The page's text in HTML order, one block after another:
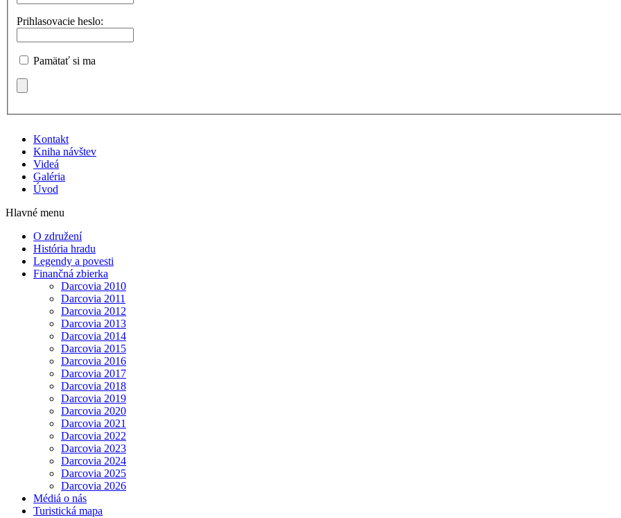
Prihlasovacie heslo:
Pamätať si ma
Kontakt
Kniha návštev
Videá
Galéria
Úvod
Hlavné menu
O združení
História hradu
Legendy a povesti
Finančná zbierka
Darcovia 2010
Darcovia 2011
Darcovia 2012
Darcovia 2013
Darcovia 2014
Darcovia 2015
Darcovia 2016
Darcovia 2017
Darcovia 2018
Darcovia 2019
Darcovia 2020
Darcovia 2021
Darcovia 2022
Darcovia 2023
Darcovia 2024
Darcovia 2025
Darcovia 2026
Médiá o nás
Turistická mapa